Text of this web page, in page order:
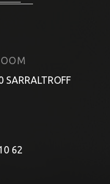
62